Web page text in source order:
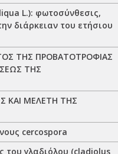
L.): φωτοσύνθεσις,
διάρκειαν του ετήσιου
ΤΗΣ ΠΡΟΒΑΤΟΤΡΟΦΙΑΣ
ΤΗΣ
ΚΑΙ ΜΕΛΕΤΗ ΤΗΣ
cercospora
του γλαδιόλου (cladiolus